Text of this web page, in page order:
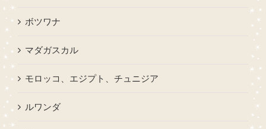
ボツワナ
マダガスカル
モロッコ、エジプト、チュニジア
ルワンダ